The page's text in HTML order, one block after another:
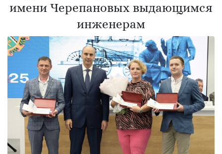
имени Черепановых выдающимся
инженерам